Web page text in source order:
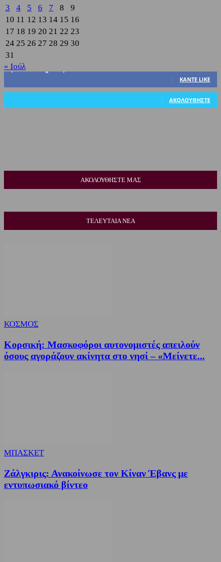
3
4 5 6 7 8
9
10 11 12 13 14 15 16
17 18 19 20 21 22 23
24 25 26 27 28 29 30
31
« Ιούλ
3,822
ΚΆΝΤΕ LIKE
ΑΚΟΛΟΥΘΉΣΤΕ
ΑΚΟΛΟΥΘΗΣΤΕ ΜΑΣ
ΤΕΛΕΥΤΑΙΑ ΝΕΑ
ΚΟΣΜΟΣ
Κορσική: Μασκοφόροι αυτονομιστές απειλούν
όσους αγοράζουν ακίνητα στο νησί – «Μείνετε...
ΜΠΑΣΚΕΤ
Ζάλγκιρις: Ανακοίνωσε τον Κίναν Έβανς με
εντυπωσιακό βίντεο